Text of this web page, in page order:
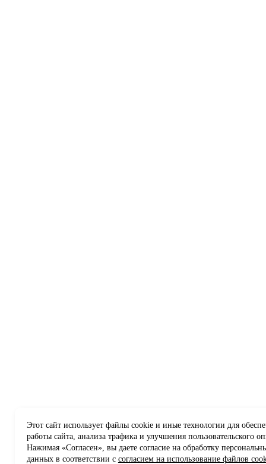
Этот сайт использует файлы cookie и иные технологии для
работы сайта, анализа трафика и улучшения пользовательского
Нажимая «Согласен», вы даете согласие на обработку
данных в соответствии с согласием на использование файлов